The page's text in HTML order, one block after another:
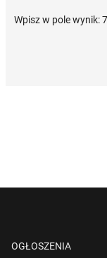
Wpisz w pole wynik:
OGŁOSZENIA